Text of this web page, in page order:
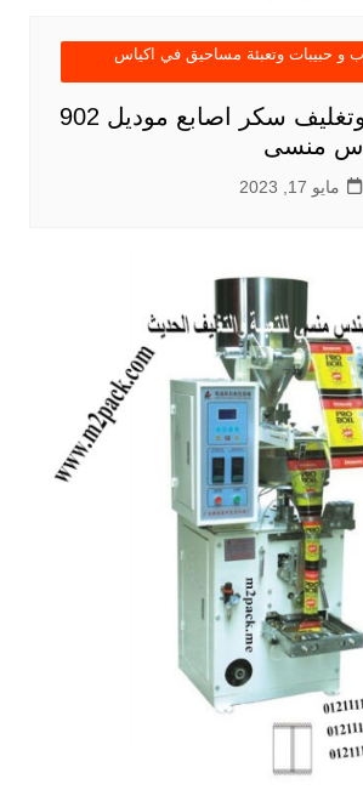
و حبيبات وتعبئة مساحيق في اكياس
ماكينة تعبئة وتغليف سكر اصابع موديل 902
منسى
مايو 17, 2023